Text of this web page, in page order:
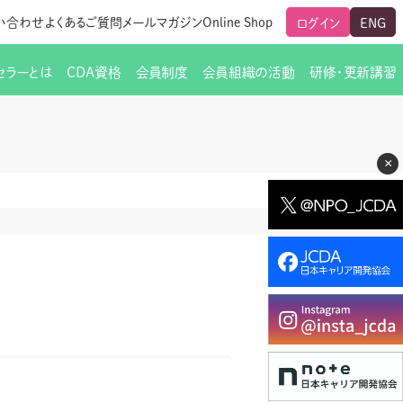
×
合わせよくあるご質問 メールマガジンOnline Shop ログイン ENG
人生すごろく金の糸
ラーとは CDA資格 会員制度 会員組織の活動
研究会・啓発交流会の活動報告
研修・更新講習
必要書類ダウンロード（ピアトレ）